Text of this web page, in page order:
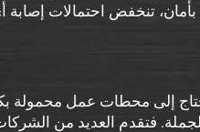
تنخفض احتمالات
إلى محطات عمل محمولة
فتقدم العديد من